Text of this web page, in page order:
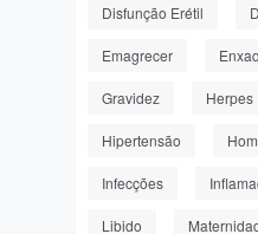
Disfunção Erétil
Emagrecer
Gravidez Herpes
Hipertensão
Infecções
Libido